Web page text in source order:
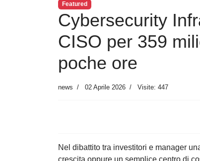
Featured
Cybersecurity
CISO per 359
poche ore
news 02 Aprile 2026 Visite: 447
Nel dibattito tra investitori e manager